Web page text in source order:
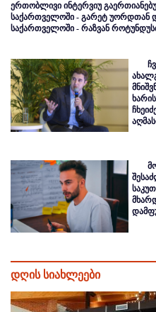
ერთობლივი ინტერვიუ
საქართველოში - გარეტ უორდთან
საქართველოში - რაზვან
დღის სიახლეები